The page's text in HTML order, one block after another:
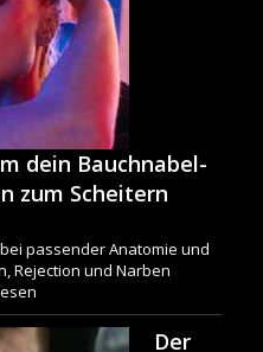
dein Bauchnabel-
zum Scheitern
passender Anatomie und
Rejection und Narben
Der